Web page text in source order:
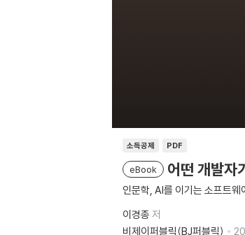
소득공제 PDF
eBook 어떤 개발자
인문학, AI를 이기는 소프트웨
이경종 저
비제이퍼블릭(BJ퍼블릭)